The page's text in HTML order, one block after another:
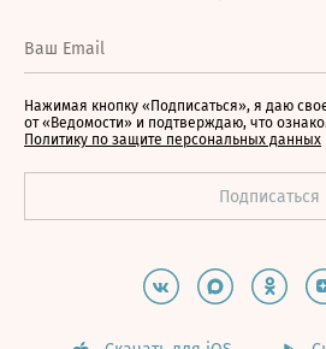
Нажимая кнопку «Подписаться», я даю
от «Ведомости» и подтверждаю, что
Политику по защите персональных данных